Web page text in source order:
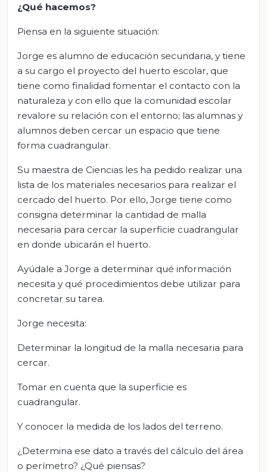
¿Qué hacemos?
Piensa en la siguiente situación:
Jorge es alumno de educación secundaria, y tiene
a su cargo el proyecto del huerto escolar, que
tiene como finalidad fomentar el contacto con la
naturaleza y con ello que la comunidad escolar
revalore su relación con el entorno; las alumnas y
alumnos deben cercar un espacio que tiene
forma cuadrangular.
Su maestra de Ciencias les ha pedido realizar una
lista de los materiales necesarios para realizar el
cercado del huerto. Por ello, Jorge tiene como
consigna determinar la cantidad de malla
necesaria para cercar la superficie cuadrangular
en donde ubicarán el huerto.
Ayúdale a Jorge a determinar qué información
necesita y qué procedimientos debe utilizar para
concretar su tarea.
Jorge necesita:
Determinar la longitud de la malla necesaria para
cercar.
Tomar en cuenta que la superficie es
cuadrangular.
Y conocer la medida de los lados del terreno.
¿Determina ese dato a través del cálculo del área
o perímetro? ¿Qué piensas?